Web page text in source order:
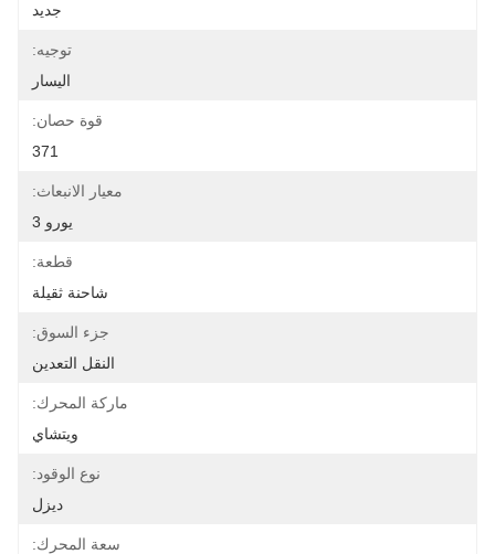
جديد
توجيه:
اليسار
قوة حصان:
371
معيار الانبعاث:
يورو 3
قطعة:
شاحنة ثقيلة
جزء السوق:
النقل التعدين
ماركة المحرك:
ويتشاي
نوع الوقود:
ديزل
سعة المحرك: